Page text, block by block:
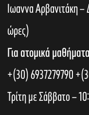
Ιωαννα Αρβανιτάκη
ώρες)
Για ατομικά
+(30) 6937279790
Τρίτη με Σάββατο –